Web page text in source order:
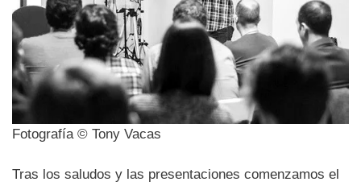
Fotografía © Tony Vacas
Tras los saludos y las presentaciones comenzamos el